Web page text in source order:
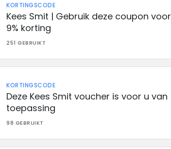
KORTINGSCODE
Kees Smit | Gebruik deze coupon voor
9% korting
251 GEBRUIKT
KORTINGSCODE
Deze Kees Smit voucher is voor u van
toepassing
98 GEBRUIKT